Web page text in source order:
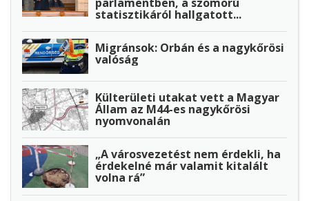
statisztikáról hallgatott...
Migránsok: Orbán és a nagykőrösi
valóság
Külterületi utakat vett a Magyar
Állam az M44-es nagykőrösi
nyomvonalán
„A városvezetést nem érdekli, ha
érdekelné már valamit kitalált
volna rá”